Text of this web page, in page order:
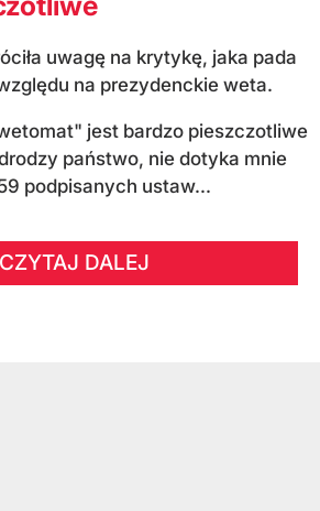
uwagę na krytykę, jaka pada
na prezydenckie weta.
jest bardzo pieszczotliwe
państwo, nie dotyka mnie
podpisanych ustaw...
CZYTAJ DALEJ